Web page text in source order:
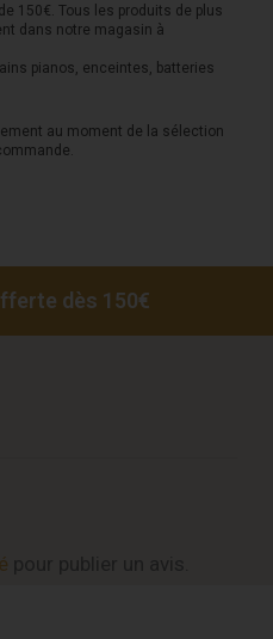
150€. Tous les produits de plus
dans notre magasin à
pianos, enceintes, batteries
au moment de la sélection
dès 150€